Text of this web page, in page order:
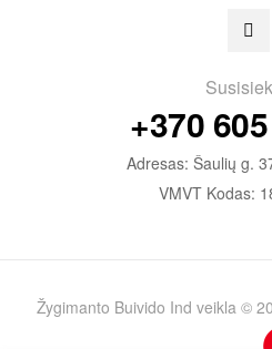
+370
Adresas: Šaulių g.
VMVT Kodas:
Žygimanto Buivido Ind veikla ©